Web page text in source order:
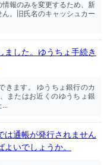
報のみを変更するため、新
。旧氏名のキャッシュカー
ました。ゆうちょ手続き
きます。 ゆうちょ銀行のカ
またはお近くのゆうちょ銀
...
は通帳が発行されません
いでしょうか。